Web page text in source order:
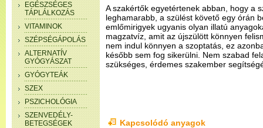
EGÉSZSÉGES
TÁPLÁLKOZÁS
VITAMINOK
SZÉPSÉGÁPOLÁS
ALTERNATÍV
GYÓGYÁSZAT
GYÓGYTEÁK
SZEX
PSZICHOLÓGIA
SZENVEDÉLY-
BETEGSÉGEK
A szakértők egyetértenek abban, hogy a
leghamarabb, a szülést követő egy órán
emlőmirigyek ugyanis olyan illatú
magzatvíz, amit az újszülött könnyen
nem indul könnyen a szoptatás, ez
később sem fog sikerülni. Nem szabad
szükséges, érdemes szakember
Kapcsolódó anyagok